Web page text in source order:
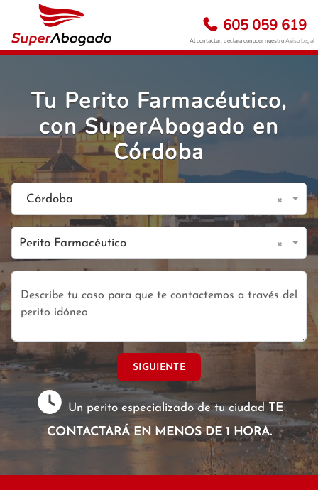
605 059 619
Al contactar, declara conocer nuestroAviso Legal
Tu Perito Farmacéutico,
con SuperAbogado en
Córdoba
Córdoba ×
Perito Farmacéutico ×
SIGUIENTE
Un perito especializado de tu ciudad TE
CONTACTARÁ EN MENOS DE 1 HORA.